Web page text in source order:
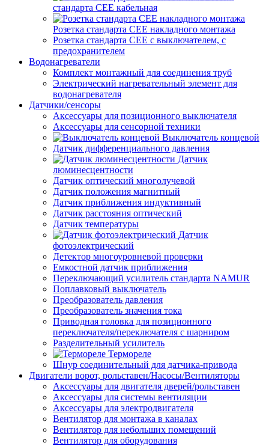
стандарта СЕЕ кабельная
Розетка стандарта СЕЕ накладного монтажа
Розетка стандарта СЕЕ с выключателем, с
предохранителем
Водонагреватели
Комплект монтажный для соединения труб
Электрический нагревательный элемент для
водонагревателя
Датчики/сенсоры
Аксессуары для позиционного выключателя
Аксессуары для сенсорной техники
Выключатель концевой
Датчик дифференциального давления
Датчик
люминесцентности
Датчик оптический многолучевой
Датчик положения магнитный
Датчик приближения индуктивный
Датчик расстояния оптический
Датчик температуры
Датчик
фотоэлектрический
Детектор многоуровневой проверки
Емкостной датчик приближения
Переключающий усилитель стандарта NAMUR
Поплавковый выключатель
Преобразователь давления
Преобразователь значения тока
Приводная головка для позиционного
переключателя/переключателя с шарниром
Разделительный усилитель
Термореле
Шнур соединительный для датчика-привода
Двигатели ворот, рольставен/Насосы/Вентиляторы
Аксессуары для двигателя дверей/рольставен
Аксессуары для системы вентиляции
Аксессуары для электродвигателя
Вентилятор для монтажа в каналах
Вентилятор для небольших помещений
Вентилятор для оборудования